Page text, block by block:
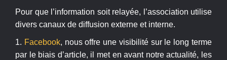
Pour que l’information soit relayée, l’association utilise
divers canaux de diffusion externe et interne.
1. Facebook, nous offre une visibilité sur le long terme
par le biais d’article, il met en avant notre actualité, les